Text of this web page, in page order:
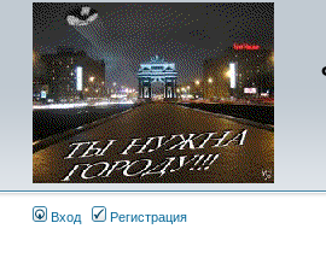
Вход Регистрация